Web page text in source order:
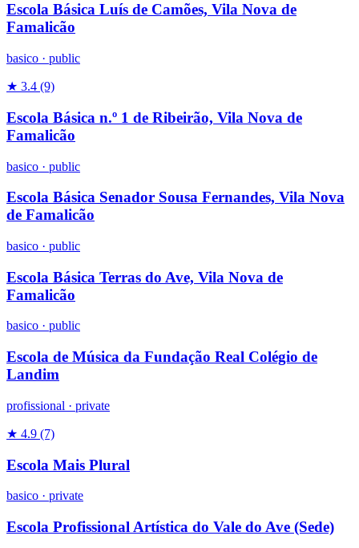
Escola Básica Luís de Camões, Vila Nova de
Famalicão
basico · public
★ 3.4 (9)
Escola Básica n.º 1 de Ribeirão, Vila Nova de
Famalicão
basico · public
Escola Básica Senador Sousa Fernandes, Vila Nova
de Famalicão
basico · public
Escola Básica Terras do Ave, Vila Nova de
Famalicão
basico · public
Escola de Música da Fundação Real Colégio de
Landim
profissional · private
★ 4.9 (7)
Escola Mais Plural
basico · private
Escola Profissional Artística do Vale do Ave (Sede)